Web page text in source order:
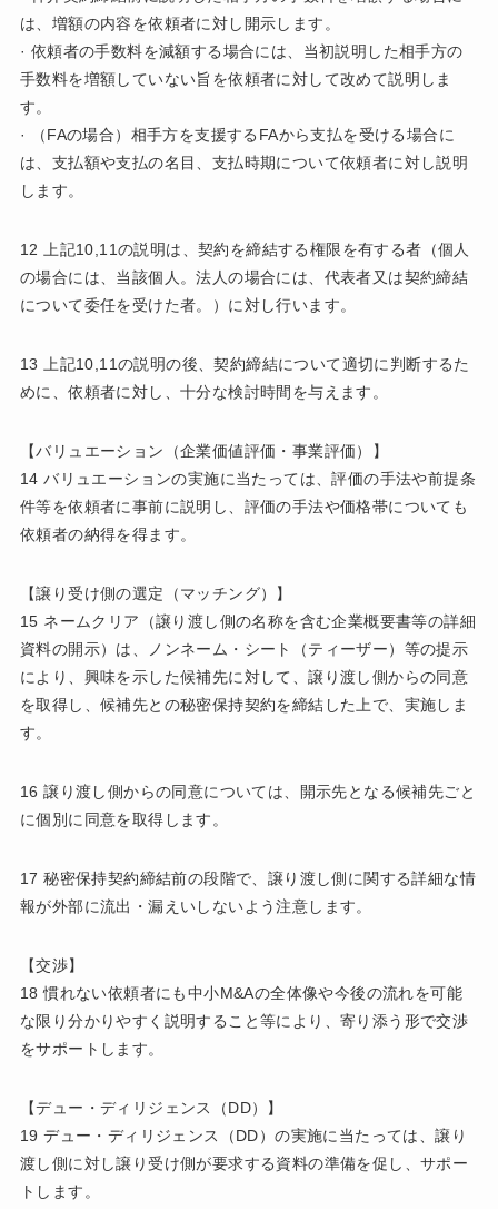
は、増額の内容を依頼者に対し開示します。
· 依頼者の手数料を減額する場合には、当初説明した相手方の
手数料を増額していない旨を依頼者に対して改めて説明しま
す。
· （FAの場合）相手方を支援するFAから支払を受ける場合に
は、支払額や支払の名目、支払時期について依頼者に対し説明
します。
12 上記10,11の説明は、契約を締結する権限を有する者（個人
の場合には、当該個人。法人の場合には、代表者又は契約締結
について委任を受けた者。）に対し行います。
13 上記10,11の説明の後、契約締結について適切に判断するた
めに、依頼者に対し、十分な検討時間を与えます。
【バリュエーション（企業価値評価・事業評価）】
14 バリュエーションの実施に当たっては、評価の手法や前提条
件等を依頼者に事前に説明し、評価の手法や価格帯についても
依頼者の納得を得ます。
【譲り受け側の選定（マッチング）】
15 ネームクリア（譲り渡し側の名称を含む企業概要書等の詳細
資料の開示）は、ノンネーム・シート（ティーザー）等の提示
により、興味を示した候補先に対して、譲り渡し側からの同意
を取得し、候補先との秘密保持契約を締結した上で、実施しま
す。
16 譲り渡し側からの同意については、開示先となる候補先ごと
に個別に同意を取得します。
17 秘密保持契約締結前の段階で、譲り渡し側に関する詳細な情
報が外部に流出・漏えいしないよう注意します。
【交渉】
18 慣れない依頼者にも中小M&Aの全体像や今後の流れを可能
な限り分かりやすく説明すること等により、寄り添う形で交渉
をサポートします。
【デュー・ディリジェンス（DD）】
19 デュー・ディリジェンス（DD）の実施に当たっては、譲り
渡し側に対し譲り受け側が要求する資料の準備を促し、サポー
トします。